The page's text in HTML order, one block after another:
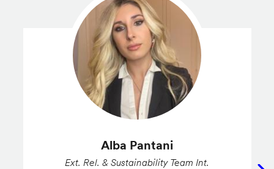
Alba Pantani
Ext. Rel. & Sustainability Team Int.